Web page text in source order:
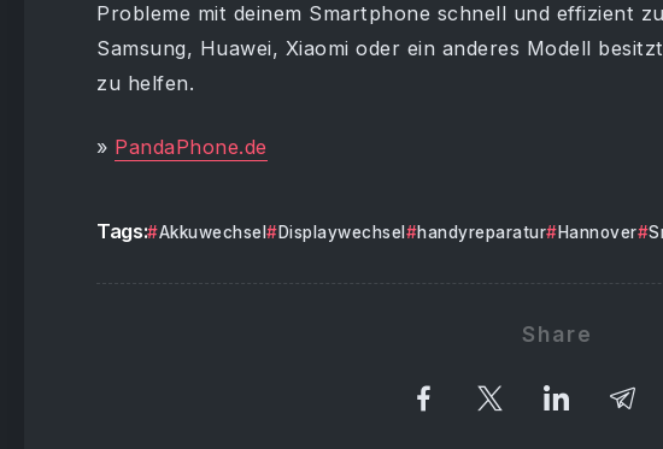
Probleme mit deinem Smartphone schnell und effizient
Samsung, Huawei, Xiaomi oder ein anderes Modell
zu helfen.
» PandaPhone.de
Tags: Akkuwechsel Displaywechsel handyreparatur Hannover
Share